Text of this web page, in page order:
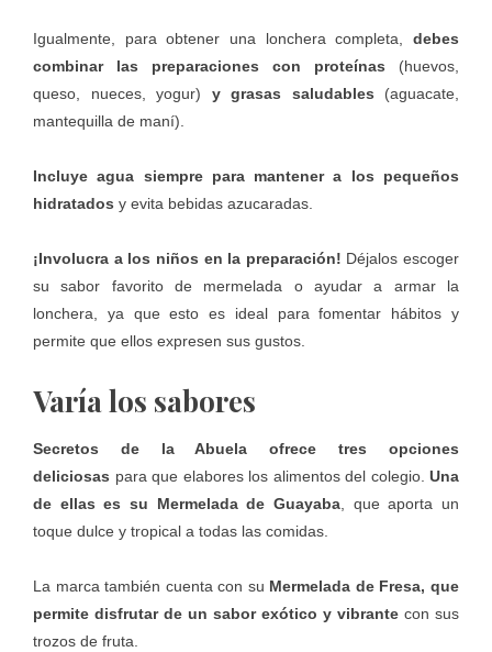
Igualmente, para obtener una lonchera completa, debes
combinar las preparaciones con proteínas (huevos,
queso, nueces, yogur) y grasas saludables (aguacate,
mantequilla de maní).
Incluye agua siempre para mantener a los pequeños
hidratados y evita bebidas azucaradas.
¡Involucra a los niños en la preparación! Déjalos escoger
su sabor favorito de mermelada o ayudar a armar la
lonchera, ya que esto es ideal para fomentar hábitos y
permite que ellos expresen sus gustos.
Varía los sabores
Secretos de la Abuela ofrece tres opciones
deliciosas para que elabores los alimentos del colegio. Una
de ellas es su Mermelada de Guayaba , que aporta un
toque dulce y tropical a todas las comidas.
La marca también cuenta con su Mermelada de Fresa, que
permite disfrutar de un sabor exótico y vibrante con sus
trozos de fruta.